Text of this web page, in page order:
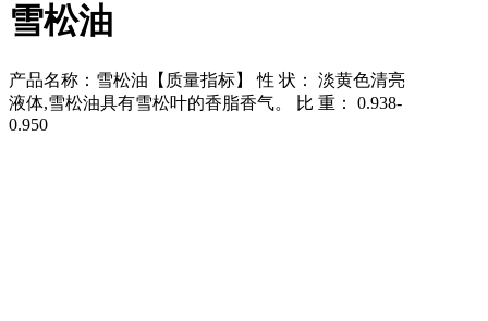
雪松油​
产品名称：雪松油​ 【质量指标】 性 状： 淡黄色清亮
液体,雪松油具有雪松叶的香脂香气。 比 重： 0.938-
0.950